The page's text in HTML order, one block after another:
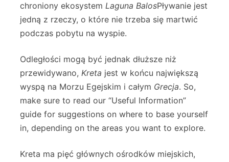
chroniony ekosystem Laguna BalosPływanie jest
jedną z rzeczy, o które nie trzeba się martwić
podczas pobytu na wyspie.
Odległości mogą być jednak dłuższe niż
przewidywano, Kreta jest w końcu największą
wyspą na Morzu Egejskim i całym Grecja. So,
make sure to read our “Useful Information”
guide for suggestions on where to base yourself
in, depending on the areas you want to explore.
Kreta ma pięć głównych ośrodków miejskich,